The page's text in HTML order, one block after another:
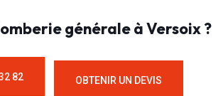
générale à Versoix ?
82 OBTENIR UN DEVIS